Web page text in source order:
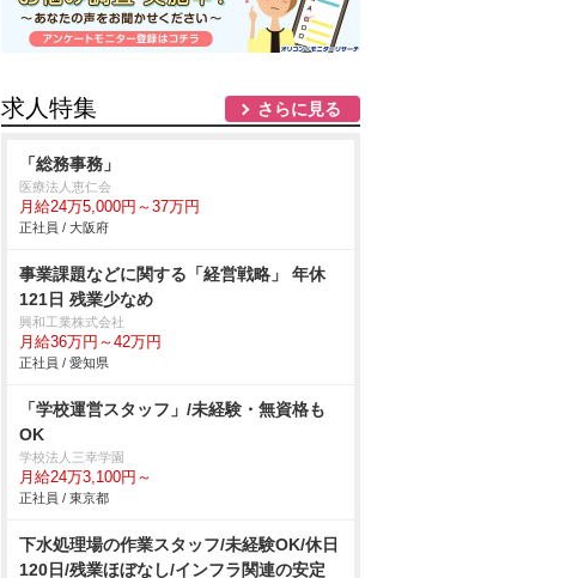
求人特集 さらに見る
「総務事務」
医療法人恵仁会
月給24万5,000円～37万円
正社員 / 大阪府
事業課題などに関する「経営戦略」 年休
121日 残業少なめ
興和工業株式会社
月給36万円～42万円
正社員 / 愛知県
「学校運営スタッフ」/未経験・無資格も
OK
学校法人三幸学園
月給24万3,100円～
正社員 / 東京都
下水処理場の作業スタッフ/未経験OK/休日
120日/残業ほぼなし/インフラ関連の安定